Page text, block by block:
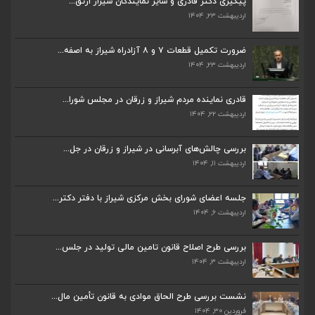
اردیبهشت ۲۳, ۱۴۰۴
ضرورت تکمیل قطعات ۷ و ۸ آزادراه شیراز به اصفه...
اردیبهشت ۲۳, ۱۴۰۴
قادری نماینده مردم شیراز و زرقان در مجلس شورا...
اردیبهشت ۲۲, ۱۴۰۴
بررسی چالش‌های آبرسانی در شیراز و زرقان در جل...
اردیبهشت ۱۱, ۱۴۰۴
جلسه اعضای شورای بخش مرکزی شیراز با دفتر دکتر...
اردیبهشت ۶, ۱۴۰۴
بررسی طرح اصلاح قانون تامین مالی تولید در جلس...
اردیبهشت ۳, ۱۴۰۴
نشست بررسی طرح الحاق موادی به قانون تأمین مال...
فروردین ۳۰, ۱۴۰۴
قادری نماینده مردم شیراز و زرقان در مجلس شورا...
اردیبهشت ۲۲, ۱۴۰۴
بررسی چالش‌های آبرسانی در شیراز و زرقان در جل...
جلسه اعضای شورای بخش مرکزی شیراز با دفتر دکتر...
پیگیری دکتر قادری و سایر نمایندگان شیراز ارتق...
ضرورت تکمیل قطعات ۷ و ۸ آزادراه شیراز به اصفه...
اردیبهشت ۲۳, ۱۴۰۴
قادری نماینده مردم شیراز و زرقان در مجلس شورا...
اردیبهشت ۲۲, ۱۴۰۴